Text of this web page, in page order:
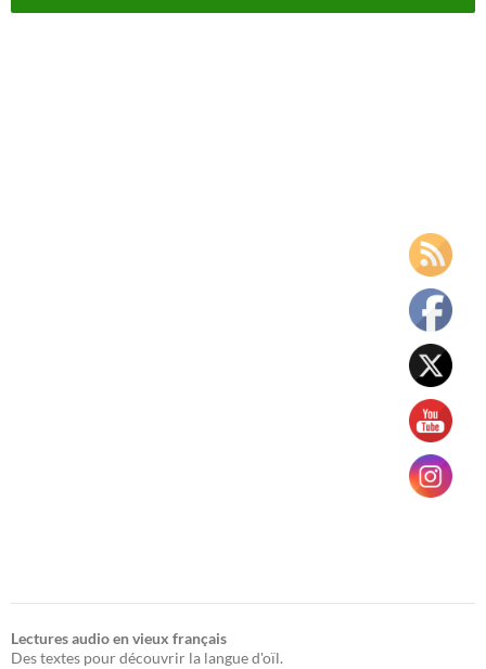
Lectures audio en vieux français
Des textes pour découvrir la langue d'oïl.